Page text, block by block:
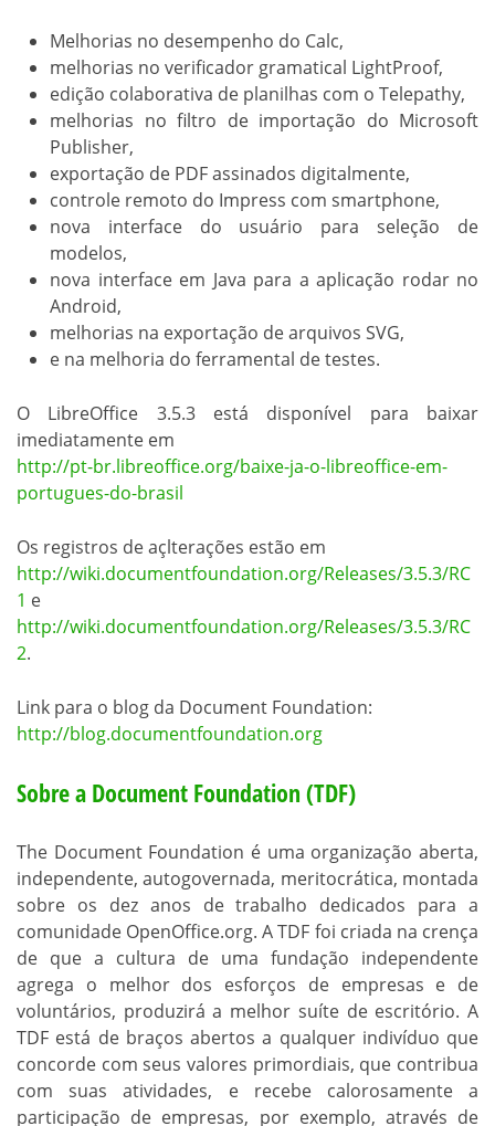
Melhorias no desempenho do Calc,
melhorias no verificador gramatical LightProof,
edição colaborativa de planilhas com o Telepathy,
melhorias no filtro de importação do Microsoft
Publisher,
exportação de PDF assinados digitalmente,
controle remoto do Impress com smartphone,
nova interface do usuário para seleção de
modelos,
nova interface em Java para a aplicação rodar no
Android,
melhorias na exportação de arquivos SVG,
e na melhoria do ferramental de testes.
O LibreOffice 3.5.3 está disponível para baixar
imediatamente em
http://pt-br.libreoffice.org/baixe-ja-o-libreoffice-em-
portugues-do-brasil
Os registros de açlterações estão em
http://wiki.documentfoundation.org/Releases/3.5.3/RC
1 e
http://wiki.documentfoundation.org/Releases/3.5.3/RC
2.
Link para o blog da Document Foundation:
http://blog.documentfoundation.org
Sobre a Document Foundation (TDF)
The Document Foundation é uma organização aberta,
independente, autogovernada, meritocrática, montada
sobre os dez anos de trabalho dedicados para a
comunidade OpenOffice.org. A TDF foi criada na crença
de que a cultura de uma fundação independente
agrega o melhor dos esforços de empresas e de
voluntários, produzirá a melhor suíte de escritório. A
TDF está de braços abertos a qualquer indivíduo que
concorde com seus valores primordiais, que contribua
com suas atividades, e recebe calorosamente a
participação de empresas, por exemplo, através de